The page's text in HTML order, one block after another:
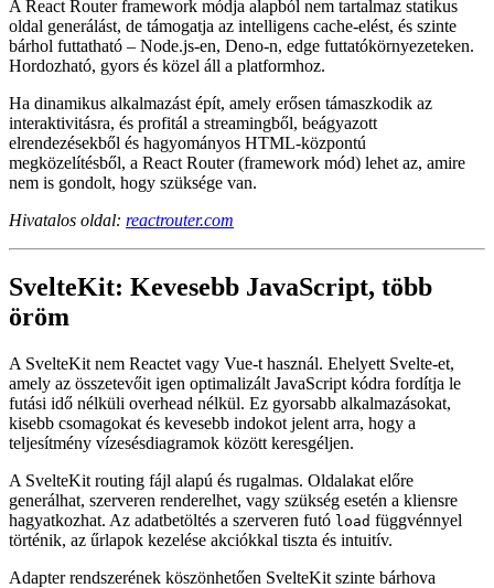
JavaScript ki van kapcsolva, az app nem omlik össze – csak
működik. Képzelje el.
A React Router framework módja alapból nem tartalmaz statikus
bárhol futtatható – Node.js-en, Deno-n, edge futtatókörnyezeteken.
Hordozható, gyors és közel áll a platformhoz.
Ha dinamikus alkalmazást épít, amely erősen támaszkodik az
interaktivitásra, és profitál a streamingből, beágyazott
megközelítésből, a React Router (framework mód) lehet az, amire
nem is gondolt, hogy szüksége van.
Hivatalos oldal: reactrouter.com
öröm
A SvelteKit nem Reactet vagy Vue-t használ. Ehelyett Svelte-et,
amely az összetevőit igen optimalizált JavaScript kódra fordítja le
kisebb csomagokat és kevesebb indokot jelent arra, hogy a
teljesítmény vízesésdiagramok között keresgéljen.
A SvelteKit routing fájl alapú és rugalmas. Oldalakat előre
hagyatkozhat. Az adatbetöltés a szerveren futó loadfüggvénnyel